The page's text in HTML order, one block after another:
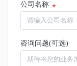
公司名称
咨询问题(可选)